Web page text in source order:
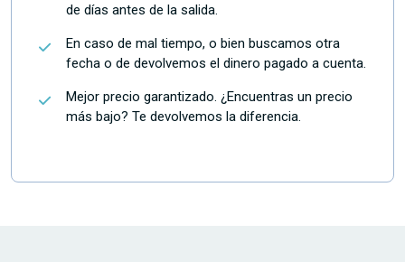
de días antes de la salida.
En caso de mal tiempo, o bien buscamos otra
fecha o de devolvemos el dinero pagado a cuenta.
Mejor precio garantizado. ¿Encuentras un precio
más bajo? Te devolvemos la diferencia.